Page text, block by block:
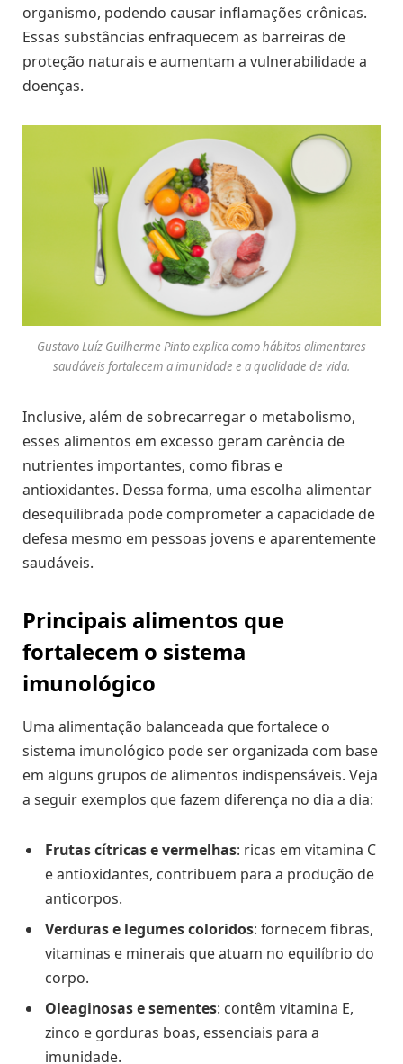
organismo, podendo causar inflamações crônicas.
Essas substâncias enfraquecem as barreiras de
proteção naturais e aumentam a vulnerabilidade a
doenças.
Gustavo Luíz Guilherme Pinto explica como hábitos alimentares
saudáveis fortalecem a imunidade e a qualidade de vida.
Inclusive, além de sobrecarregar o metabolismo,
esses alimentos em excesso geram carência de
nutrientes importantes, como fibras e
antioxidantes. Dessa forma, uma escolha alimentar
desequilibrada pode comprometer a capacidade de
defesa mesmo em pessoas jovens e aparentemente
saudáveis.
Principais alimentos que
fortalecem o sistema
imunológico
Uma alimentação balanceada que fortalece o
sistema imunológico pode ser organizada com base
em alguns grupos de alimentos indispensáveis. Veja
a seguir exemplos que fazem diferença no dia a dia:
Frutas cítricas e vermelhas: ricas em vitamina C
e antioxidantes, contribuem para a produção de
anticorpos.
Verduras e legumes coloridos: fornecem fibras,
vitaminas e minerais que atuam no equilíbrio do
corpo.
Oleaginosas e sementes: contêm vitamina E,
zinco e gorduras boas, essenciais para a
imunidade.